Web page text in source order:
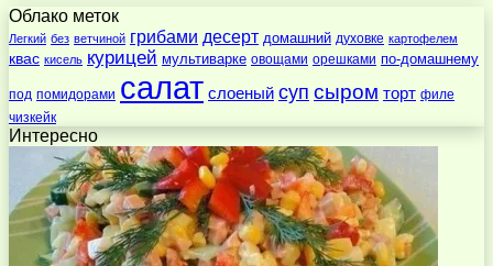
Облако меток
Легкий без ветчиной грибами десерт домашний духовке картофелем
квас кисель курицей мультиварке овощами орешками по-домашнему
под помидорами салат слоеный суп сыром торт филе
чизкейк
Интересно